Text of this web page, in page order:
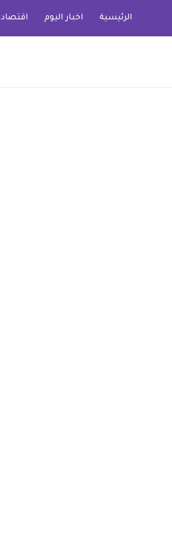
الرئيسية اخبار اليوم اقتصاد